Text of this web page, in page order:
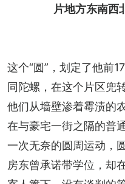
片地方东南西
这个“圆”，划定了他前
同陀螺，在这个片区兜
他们从墙壁渗着霉渍的
在与豪宅一街之隔的普
一次无奈的圆周运动，
房东曾承诺带学位，却